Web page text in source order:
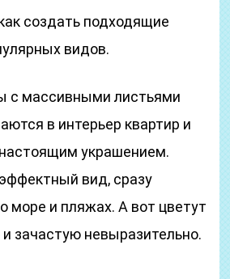
создать подходящие
видов.
с массивными листьями
в интерьер квартир и
украшением.
вид, сразу
море и пляжах. А вот цветут
зачастую невыразительно.